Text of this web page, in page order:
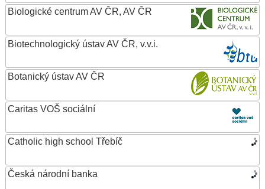
Biologické centrum AV ČR, AV ČR
Biotechnologický ústav AV ČR, v.v.i.
Botanický ústav AV ČR
Caritas VOŠ sociální
Catholic high school Třebíč
Česká národní banka